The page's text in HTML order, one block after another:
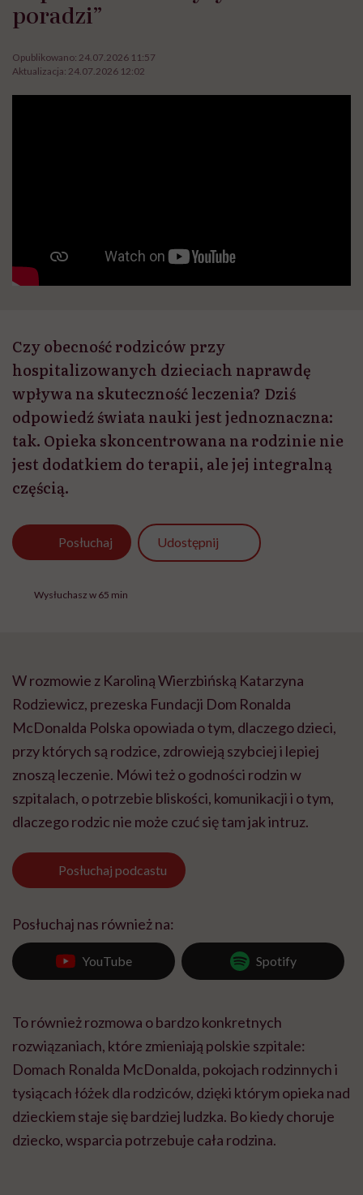
poradzi”
Opublikowano: 24.07.2026 11:57
Aktualizacja: 24.07.2026 12:02
Czy obecność rodziców przy
hospitalizowanych dzieciach naprawdę
wpływa na skuteczność leczenia? Dziś
odpowiedź świata nauki jest jednoznaczna:
tak. Opieka skoncentrowana na rodzinie nie
jest dodatkiem do terapii, ale jej integralną
częścią.
Posłuchaj Udostępnij
Wysłuchasz w 65 min
W rozmowie z Karoliną Wierzbińską Katarzyna
Rodziewicz, prezeska Fundacji Dom Ronalda
McDonalda Polska opowiada o tym, dlaczego dzieci,
przy których są rodzice, zdrowieją szybciej i lepiej
znoszą leczenie. Mówi też o godności rodzin w
szpitalach, o potrzebie bliskości, komunikacji i o tym,
dlaczego rodzic nie może czuć się tam jak intruz.
Posłuchaj podcastu
Posłuchaj nas również na:
YouTube Spotify
To również rozmowa o bardzo konkretnych
rozwiązaniach, które zmieniają polskie szpitale:
Domach Ronalda McDonalda, pokojach rodzinnych i
tysiącach łóżek dla rodziców, dzięki którym opieka nad
dzieckiem staje się bardziej ludzka. Bo kiedy choruje
dziecko, wsparcia potrzebuje cała rodzina.